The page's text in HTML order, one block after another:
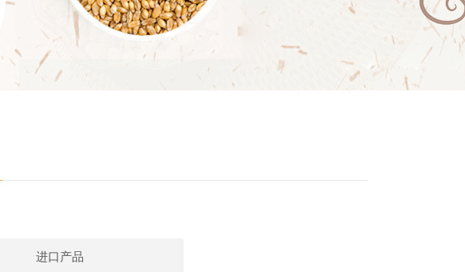
进口产品